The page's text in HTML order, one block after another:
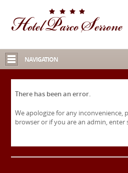
NAVIGATION
There has been an error.
We apologize for any inconvenience,
browser or if you are an admin, enter